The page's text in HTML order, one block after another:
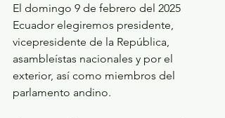
El domingo 9 de febrero del 2025
Ecuador elegiremos presidente,
vicepresidente de la República,
asambleístas nacionales y por el
exterior, así como miembros del
parlamento andino.